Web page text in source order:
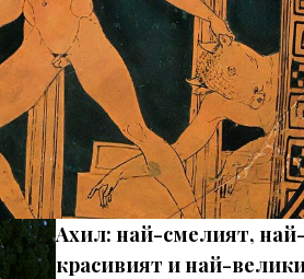
Ахил: най-смелият, най-
красивият и най-